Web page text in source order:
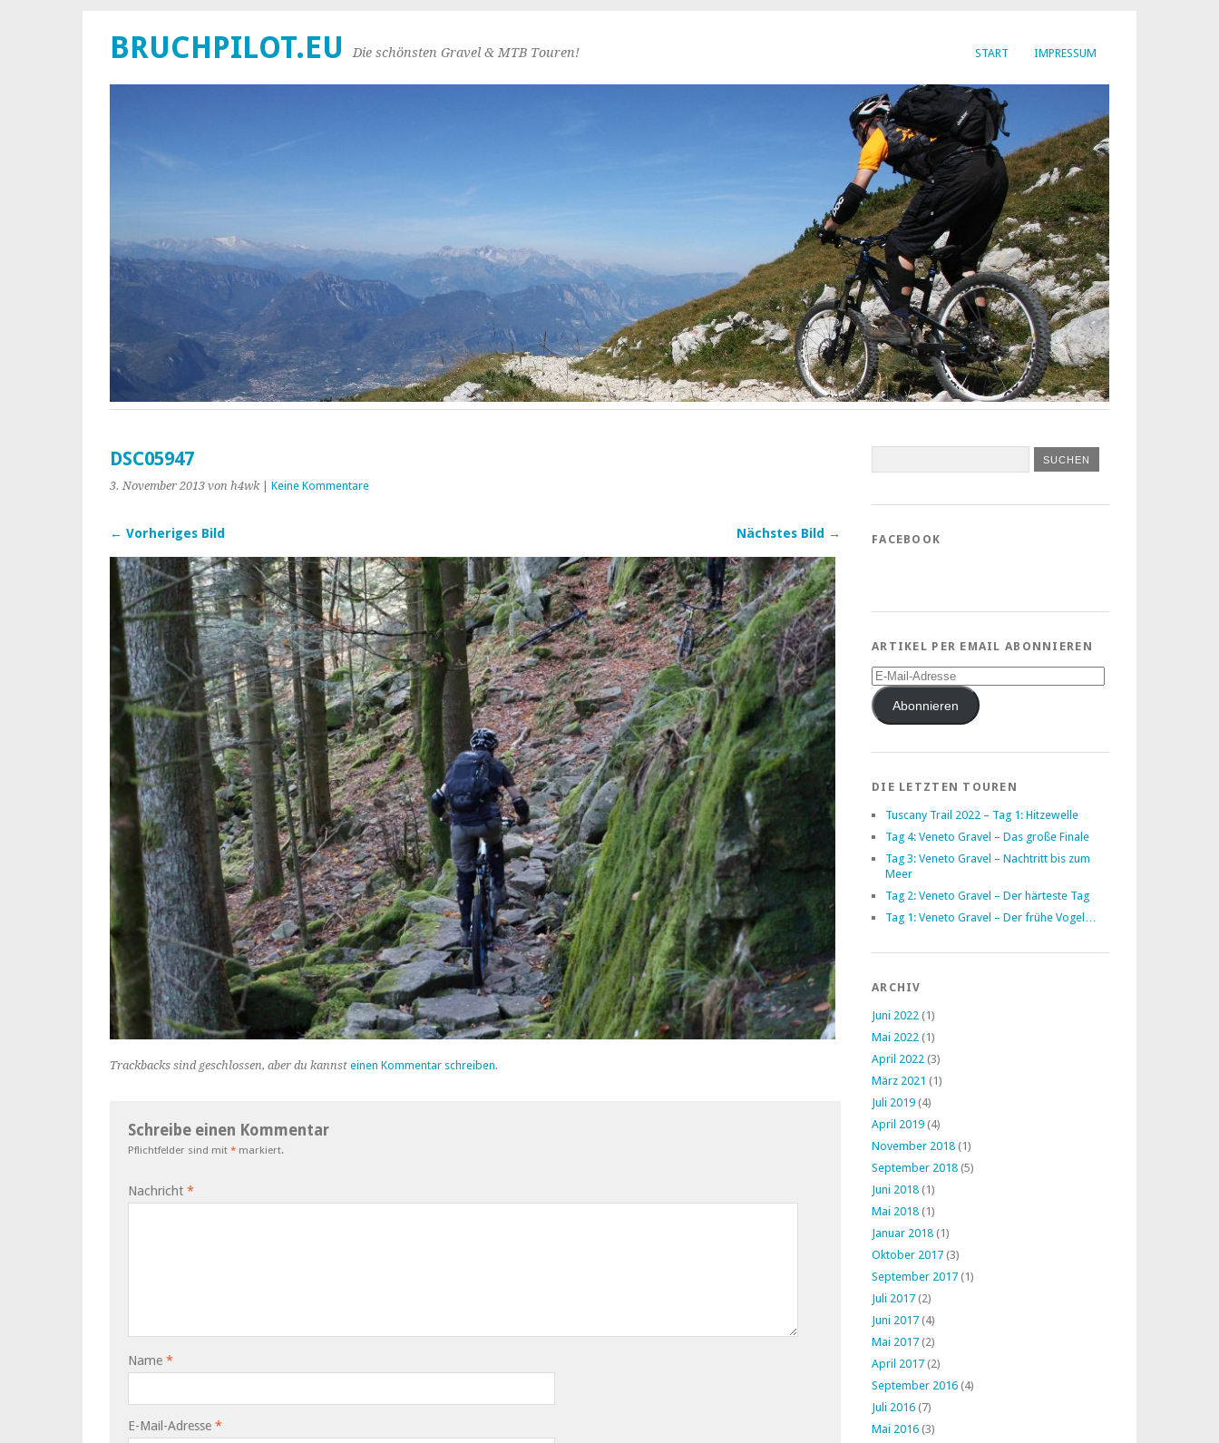
START IMPRESSUM
BRUCHPILOT.EU Die schönsten Gravel & MTB Touren!
DSC05947
3. November 2013 von h4wk| Keine Kommentare
← Vorheriges Bild Nächstes Bild →
Trackbacks sind geschlossen, aber du kannst einen Kommentar schreiben.
Schreibe einen Kommentar
Pflichtfelder sind mit * markiert.
Nachricht *
Name *
E-Mail-Adresse *
FACEBOOK
ARTIKEL PER EMAIL ABONNIEREN
E-
Mail-
AdresseAbonnieren
DIE LETZTEN TOUREN
Tuscany Trail 2022 – Tag 1: Hitzewelle
Tag 4: Veneto Gravel – Das große Finale
Tag 3: Veneto Gravel – Nachtritt bis zum
Meer
Tag 2: Veneto Gravel – Der härteste Tag
Tag 1: Veneto Gravel – Der frühe Vogel…
ARCHIV
Juni 2022 (1)
Mai 2022 (1)
April 2022 (3)
März 2021 (1)
Juli 2019 (4)
April 2019 (4)
November 2018 (1)
September 2018 (5)
Juni 2018 (1)
Mai 2018 (1)
Januar 2018 (1)
Oktober 2017 (3)
September 2017 (1)
Juli 2017 (2)
Juni 2017 (4)
Mai 2017 (2)
April 2017 (2)
September 2016 (4)
Juli 2016 (7)
Mai 2016 (3)